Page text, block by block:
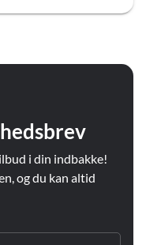
i din indbakke!
og du kan altid